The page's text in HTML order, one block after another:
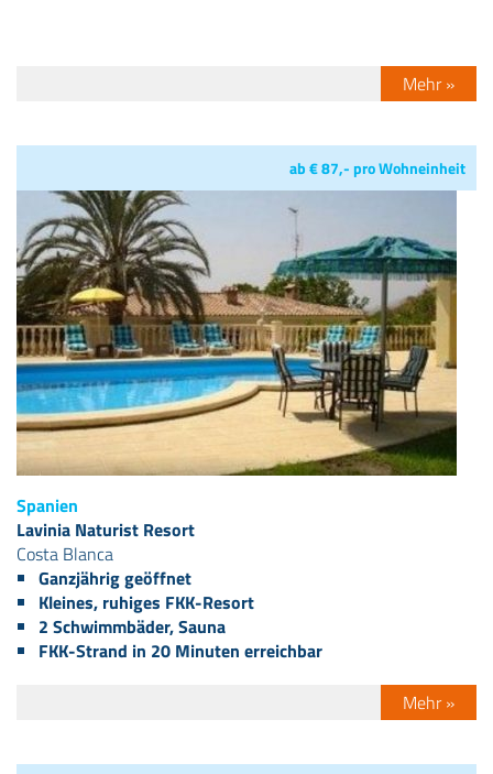
Mehr »
ab € 87,- pro Wohneinheit
Spanien
Lavinia Naturist Resort
Costa Blanca
Ganzjährig geöffnet
Kleines, ruhiges FKK-Resort
2 Schwimmbäder, Sauna
FKK-Strand in 20 Minuten erreichbar
Mehr »